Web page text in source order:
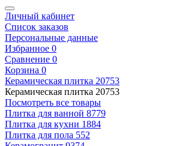
Личный кабинет
Список заказов
Персональные данные
Избранное 0
Сравнение 0
Корзина 0
Керамическая плитка 20753
Керамическая плитка 20753
Посмотреть все товары
Плитка для ванной 8779
Плитка для кухни 1884
Плитка для пола 552